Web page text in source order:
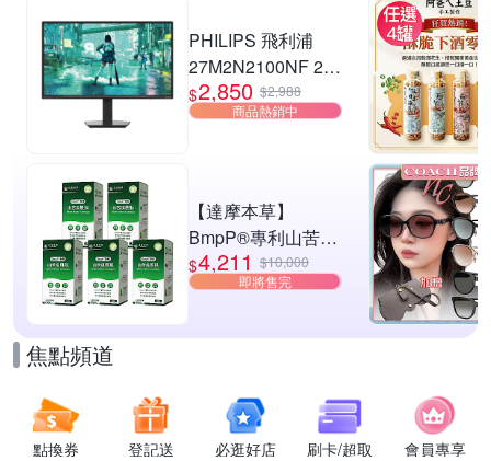
PHILIPS 飛利浦
27M2N2100NF 27
型 IPS FHD 144Hz
電競螢幕
$2,850 $2,988
商品熱銷中
【達摩本草】
BmpP®專利山苦瓜
胜肽x5盒(90顆/盒、
共450顆)
$4,211 $10,000
即將售完
焦點頻道
點換券 登記送 必逛好店 刷卡/超取 會員專享